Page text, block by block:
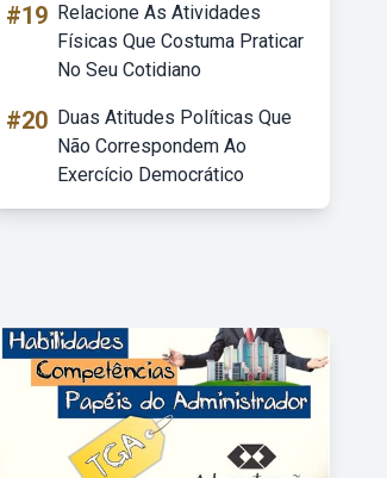
#19 Relacione As Atividades
Físicas Que Costuma Praticar
No Seu Cotidiano
#20 Duas Atitudes Políticas Que
Não Correspondem Ao
Exercício Democrático